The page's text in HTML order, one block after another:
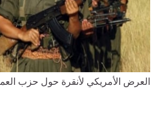
العرض الأمريكي لأنقرة حول حزب